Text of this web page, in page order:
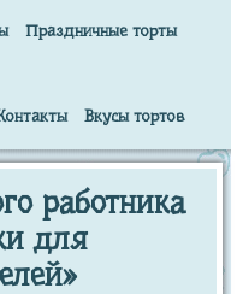
Праздничные торты
Вкусы тортов
работника
для